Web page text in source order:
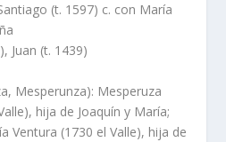
(t. 1597) c. con Marí­a
Juan (t. 1439)
Mesperunza): Mesperuza
hija de Joaquí­n y Marí­a;
Ventura (1730 el Valle), hija de